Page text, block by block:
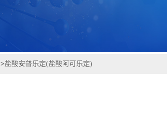
>盐酸安普乐定(盐酸阿可乐定)